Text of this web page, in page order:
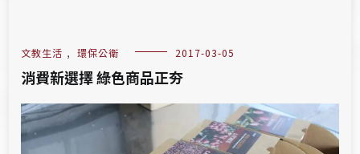
文教生活 , 環保公衛 2017-03-05
消費新選擇 綠色商品正夯